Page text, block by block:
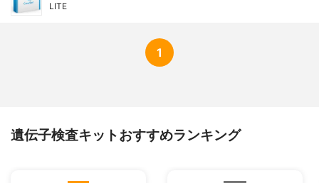
LITE
1
遺伝子検査キットおすすめランキング